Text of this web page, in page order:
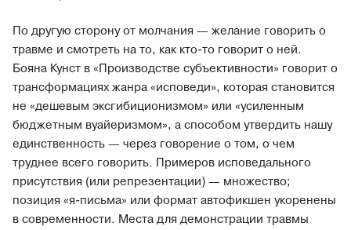
По другую сторону от молчания — желание говорить о
травме и смотреть на то, как кто-то говорит о ней.
Бояна Кунст в «Производстве субъективности» говорит о
трансформациях жанра «исповеди», которая становится
не «дешевым эксгибиционизмом» или «усиленным
бюджетным вуайеризмом», а способом утвердить нашу
единственность — через говорение о том, о чем
труднее всего говорить. Примеров исповедального
присутствия (или репрезентации) — множество;
позиция «я-письма» или формат автофикшен укоренены
в современности. Места для демонстрации травмы